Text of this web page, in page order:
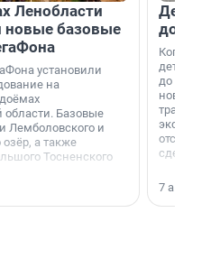
Ленобласти
новые базовые
установили
на
области. Базовые
Лемболовского и
а также
Тосненского
Когда-
дети
до
новости
сделали
7